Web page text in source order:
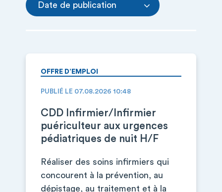
Date de publication
OFFRE D’EMPLOI
PUBLIÉ LE 07.08.2026 10:48
CDD Infirmier/Infirmier
puériculteur aux urgences
pédiatriques de nuit H/F
Réaliser des soins infirmiers qui
concourent à la prévention, au
dépistage, au traitement et à la